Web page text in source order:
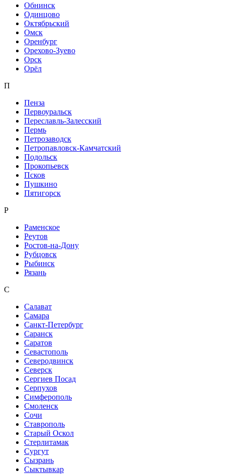
Обнинск
Одинцово
Октябрьский
Омск
Оренбург
Орехово-Зуево
Орск
Орёл
П
Пенза
Первоуральск
Переславль-Залесский
Пермь
Петрозаводск
Петропавловск-Камчатский
Подольск
Прокопьевск
Псков
Пушкино
Пятигорск
Р
Раменское
Реутов
Ростов-на-Дону
Рубцовск
Рыбинск
Рязань
С
Салават
Самара
Санкт-Петербург
Саранск
Саратов
Севастополь
Северодвинск
Северск
Сергиев Посад
Серпухов
Симферополь
Смоленск
Сочи
Ставрополь
Старый Оскол
Стерлитамак
Сургут
Сызрань
Сыктывкар